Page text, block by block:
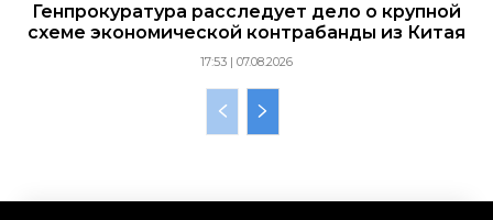
Генпрокуратура расследует дело о крупной
схеме экономической контрабанды из Китая
17:53 | 07.08.2026